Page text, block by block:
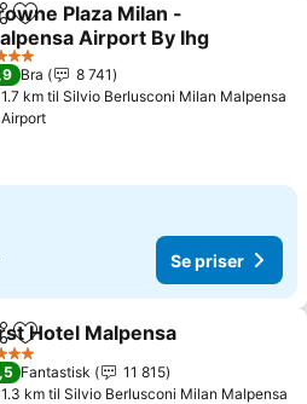
Legg til i favoritter
Plaza Milan -
Airport By Ihg
priser
Bra
8 741
1.7 km til Silvio Berlusconi Milan Malpensa
Airport
Se priser
Legg til i favoritter
Hotel Malpensa
Fantastisk
11 815
1.3 km til Silvio Berlusconi Milan Malpensa